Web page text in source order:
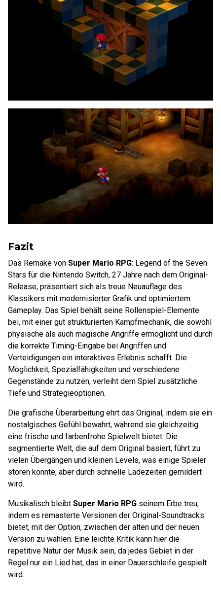
Fazit
Das Remake von Super Mario RPG: Legend of the Seven
Stars für die Nintendo Switch, 27 Jahre nach dem Original-
Release, präsentiert sich als treue Neuauflage des
Klassikers mit modernisierter Grafik und optimiertem
Gameplay. Das Spiel behält seine Rollenspiel-Elemente
bei, mit einer gut strukturierten Kampfmechanik, die sowohl
physische als auch magische Angriffe ermöglicht und durch
die korrekte Timing-Eingabe bei Angriffen und
Verteidigungen ein interaktives Erlebnis schafft. Die
Möglichkeit, Spezialfähigkeiten und verschiedene
Gegenstände zu nutzen, verleiht dem Spiel zusätzliche
Tiefe und Strategieoptionen.
Die grafische Überarbeitung ehrt das Original, indem sie ein
nostalgisches Gefühl bewahrt, während sie gleichzeitig
eine frische und farbenfrohe Spielwelt bietet. Die
segmentierte Welt, die auf dem Original basiert, führt zu
vielen Übergängen und kleinen Levels, was einige Spieler
stören könnte, aber durch schnelle Ladezeiten gemildert
wird.
Musikalisch bleibt Super Mario RPG seinem Erbe treu,
indem es remasterte Versionen der Original-Soundtracks
bietet, mit der Option, zwischen der alten und der neuen
Version zu wählen. Eine leichte Kritik kann hier die
repetitive Natur der Musik sein, da jedes Gebiet in der
Regel nur ein Lied hat, das in einer Dauerschleife gespielt
wird.